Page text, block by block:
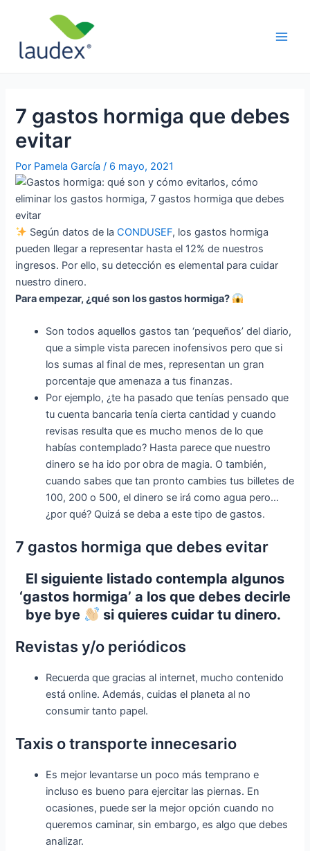
contenido
7 gastos hormiga que debes
evitar
Por Pamela García/ 6 mayo, 2021
Según datos de laCONDUSEF, los gastos hormiga
pueden llegar a representar hasta el 12% de nuestros
ingresos. Por ello, su detección es elemental para cuidar
nuestro dinero.
Para empezar, ¿qué son los gastos hormiga?
Son todos aquellos gastos tan ‘pequeños’ del diario,
que a simple vista parecen inofensivos pero que si
los sumas al final de mes, representan un gran
porcentaje que amenaza a tus finanzas.
Por ejemplo, ¿te ha pasado que tenías pensado que
tu cuenta bancaria tenía cierta cantidad y cuando
revisas resulta que es mucho menos de lo que
habías contemplado? Hasta parece que nuestro
dinero se ha ido por obra de magia. O también,
cuando sabes que tan pronto cambies tus billetes de
100, 200 o 500, el dinero se irá como agua pero…
¿por qué? Quizá se deba a este tipo de gastos.
7 gastos hormiga que debes evitar
El siguiente listado contempla algunos
‘gastos hormiga’ a los que debes decirle
bye bye
si quieres cuidar tu dinero.
Revistas y/o periódicos
Recuerda que gracias al internet, mucho contenido
está online. Además, cuidas el planeta al no
consumir tanto papel.
Taxis o transporte innecesario
Es mejor levantarse un poco más temprano e
incluso es bueno para ejercitar las piernas. En
ocasiones, puede ser la mejor opción cuando no
queremos caminar, sin embargo, es algo que debes
analizar.
entradas